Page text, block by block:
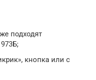
подходят
кнопка или с